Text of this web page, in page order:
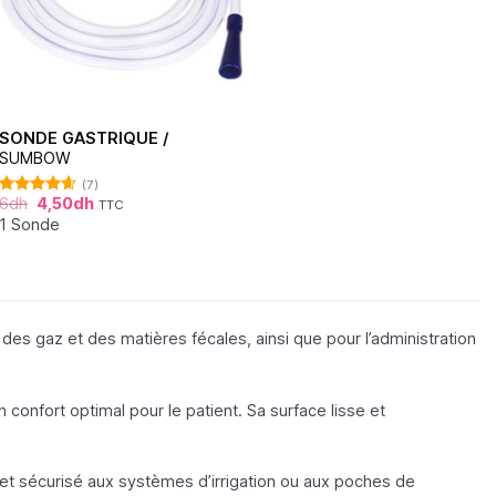
GASTRIQUE /
4.57
5
(7)
dh 4,50dh TTC
Sonde
gaz et des matières fécales, ainsi que pour l’administration
confort optimal pour le patient. Sa surface lisse et
sécurisé aux systèmes d’irrigation ou aux poches de